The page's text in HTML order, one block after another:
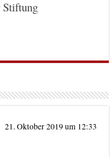
Stiftung
21. Oktober 2019 um 12:33